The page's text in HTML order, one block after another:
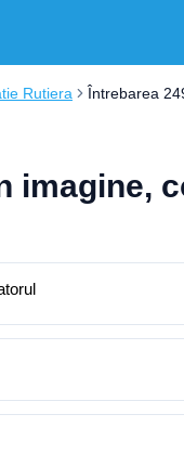
Rutiera Întrebarea
imagine,